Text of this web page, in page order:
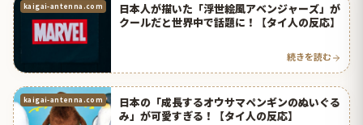
kaigai-antenna.com
日本人が描いた「浮世絵風アベンジャーズ」が
クールだと世界中で話題に！【タイ人の反応】
続きを読む
kaigai-antenna.com
日本の「成長するオウサマペンギンのぬいぐる
み」が可愛すぎる！【タイ人の反応】